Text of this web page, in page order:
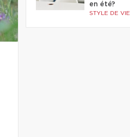
en été?
STYLE DE VIE